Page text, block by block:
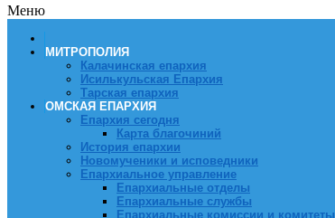
Меню
МИТРОПОЛИЯ
Калачинская епархия
Исилькульская Епархия
Тарская епархия
ОМСКАЯ ЕПАРХИЯ
Епархия сегодня
Карта благочиний
История епархии
Новомученики и исповедники
Епархиальное управление
Епархиальные отделы
Епархиальные службы
Епархиальные комиссии и комитеты